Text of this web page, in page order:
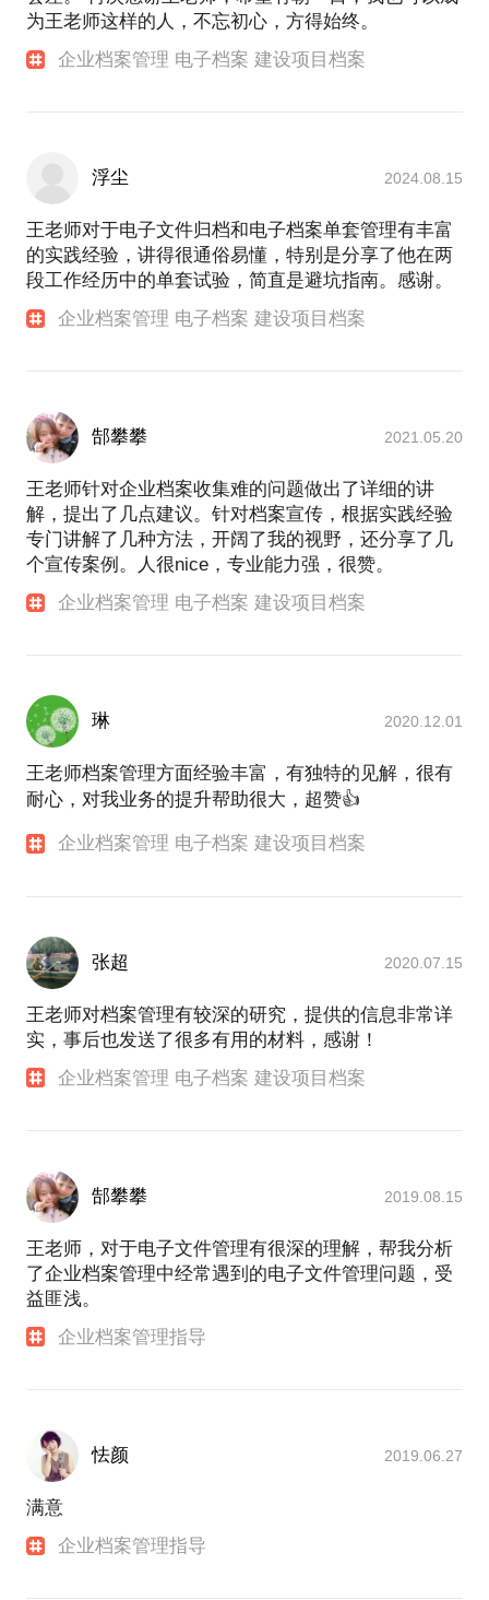
为王老师这样的人，不忘初心，方得始终。
企业档案管理 电子档案 建设项目档案
浮尘 2024.08.15
王老师对于电子文件归档和电子档案单套管理有丰富
的实践经验，讲得很通俗易懂，特别是分享了他在两
段工作经历中的单套试验，简直是避坑指南。感谢。
企业档案管理 电子档案 建设项目档案
郜攀攀 2021.05.20
王老师针对企业档案收集难的问题做出了详细的讲
解，提出了几点建议。针对档案宣传，根据实践经验
专门讲解了几种方法，开阔了我的视野，还分享了几
个宣传案例。人很nice，专业能力强，很赞。
企业档案管理 电子档案 建设项目档案
琳 2020.12.01
王老师档案管理方面经验丰富，有独特的见解，很有
耐心，对我业务的提升帮助很大，超赞👍
企业档案管理 电子档案 建设项目档案
张超 2020.07.15
王老师对档案管理有较深的研究，提供的信息非常详
实，事后也发送了很多有用的材料，感谢！
企业档案管理 电子档案 建设项目档案
郜攀攀 2019.08.15
王老师，对于电子文件管理有很深的理解，帮我分析
了企业档案管理中经常遇到的电子文件管理问题，受
益匪浅。
企业档案管理指导
怯颜 2019.06.27
满意
企业档案管理指导